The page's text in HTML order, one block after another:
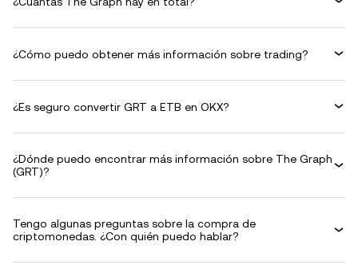
¿Cómo puedo obtener más información sobre trading?
¿Es seguro convertir GRT a ETB en OKX?
¿Dónde puedo encontrar más información sobre The Graph
(GRT)?
Tengo algunas preguntas sobre la compra de
criptomonedas. ¿Con quién puedo hablar?